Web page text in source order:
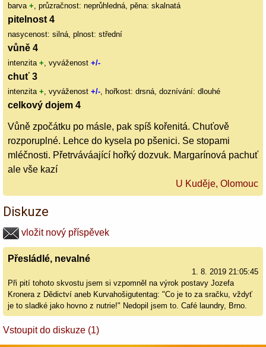
barva + , průzračnost: neprůhledná, pěna: skalnatá
pitelnost 4
nasycenost: silná, plnost: střední
vůně 4
intenzita + , vyváženost +/-
chuť 3
intenzita + , vyváženost +/- , hořkost: drsná, doznívání: dlouhé
celkový dojem 4
Vůně zpočátku po másle, pak spíš kořenitá. Chuťově
rozporuplné. Lehce do kysela po pšenici. Se stopami
mléčnosti. Přetrváváající hořký dozvuk. Margarínová pachuť
ale vše kazí
U Kuděje, Olomouc
Diskuze
vložit nový příspěvek
Přesládlé, nevalné
1. 8. 2019 21:05:45
Při pití tohoto skvostu jsem si vzpomněl na výrok postavy Jozefa
Kronera z Dědictví aneb Kurvahošigutentag: "Co je to za sračku, vždyť
je to sladké jako hovno z nutrie!" Nedopil jsem to. Café laundry, Brno.
Vstoupit do diskuze (1)